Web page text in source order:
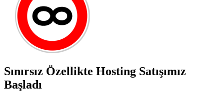
Sınırsız Özellikte Hosting Satışımız
Başladı